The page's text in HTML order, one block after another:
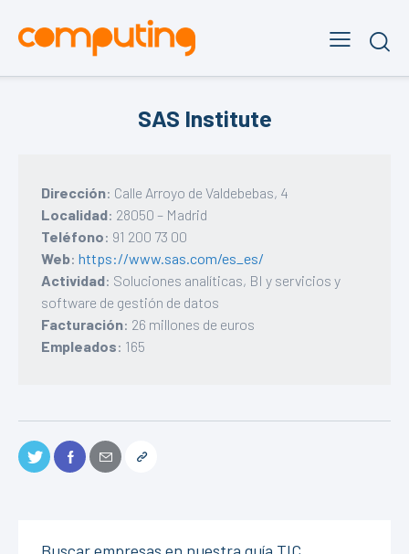
SAS Institute
Dirección: Calle Arroyo de Valdebebas, 4
Localidad: 28050 – Madrid
Teléfono: 91 200 73 00
Web: https://www.sas.com/es_es/
Actividad: Soluciones analíticas, BI y servicios y
software de gestión de datos
Facturación: 26 millones de euros
Empleados: 165